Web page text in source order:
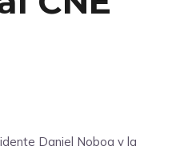
Daniel Noboa y la